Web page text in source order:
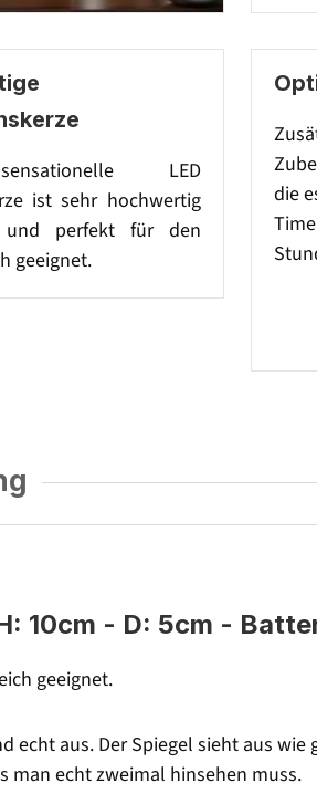
LED
ist sehr hochwertig
und perfekt für den
geeignet.
die
10cm - D: 5cm -
geeignet.
aus. Der Spiegel sieht aus wie
man echt zweimal hinsehen muss.